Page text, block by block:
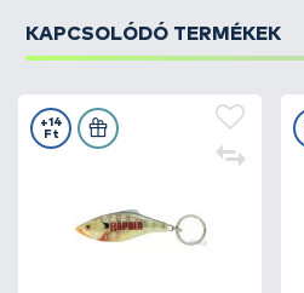
KAPCSOLÓDÓ TERMÉKEK
+14
Ft